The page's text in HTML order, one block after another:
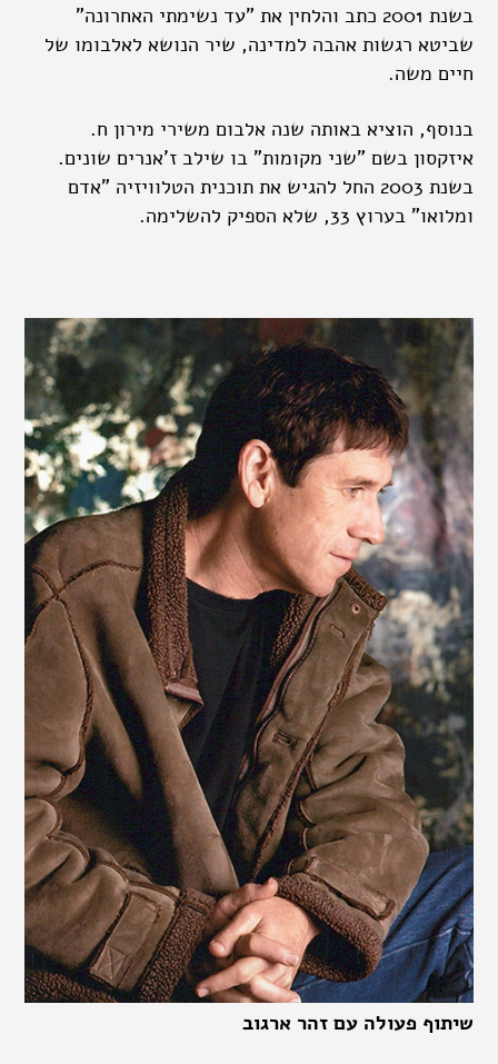
בשנת 2001 כתב והלחין את "עד נשימתי האחרונה"
שביטא רגשות אהבה למדינה, שיר הנושא לאלבומו של
חיים משה.
בנוסף, הוציא באותה שנה אלבום משירי מירון ח.
איזקסון בשם "שני מקומות" בו שילב ז'אנרים שונים.
בשנת 2003 החל להגיש את תוכנית הטלוויזיה "אדם
ומלואו" בערוץ 33, שלא הספיק להשלימה.
שיתוף פעולה עם זהר ארגוב